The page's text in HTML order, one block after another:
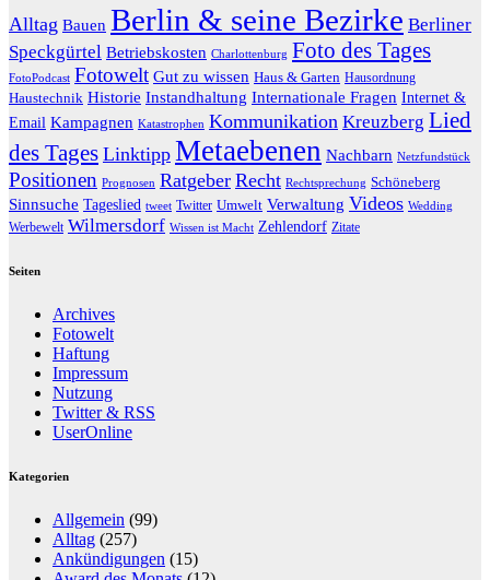
Alltag Bauen Berlin & seine Bezirke Berliner
Speckgürtel Betriebskosten Charlottenburg Foto des Tages
FotoPodcast Fotowelt Gut zu wissen Haus & Garten Hausordnung
Haustechnik Historie Instandhaltung Internationale Fragen Internet &
Email Kampagnen Katastrophen Kommunikation Kreuzberg Lied
des Tages Linktipp Metaebenen Nachbarn Netzfundstück
Positionen Prognosen Ratgeber Recht Rechtsprechung Schöneberg
Sinnsuche Tageslied tweet Twitter Umwelt Verwaltung Videos Wedding
Werbewelt Wilmersdorf Wissen ist Macht Zehlendorf Zitate
Seiten
Archives
Fotowelt
Haftung
Impressum
Nutzung
Twitter & RSS
UserOnline
Kategorien
Allgemein (99)
Alltag (257)
Ankündigungen (15)